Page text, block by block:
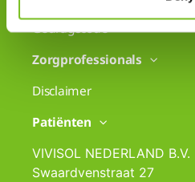
Gedragscode
Zorgprofessionals
Disclaimer
Patiënten
VIVISOL NEDERLAND B.V.
Swaardvenstraat 27